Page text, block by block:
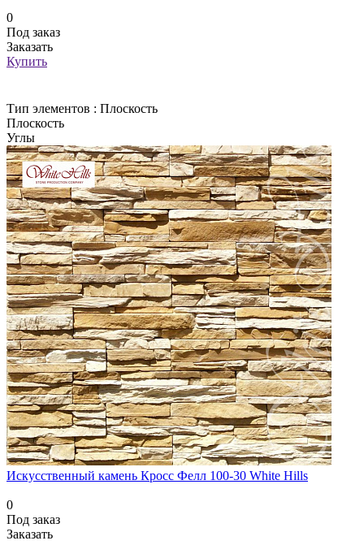
0
Под заказ
Заказать
Купить
Тип элементов : Плоскость
Плоскость
Углы
Искусственный камень Кросс Фелл 100-30 White Hills
0
Под заказ
Заказать